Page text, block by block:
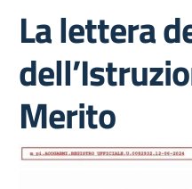
La lettera
Merito